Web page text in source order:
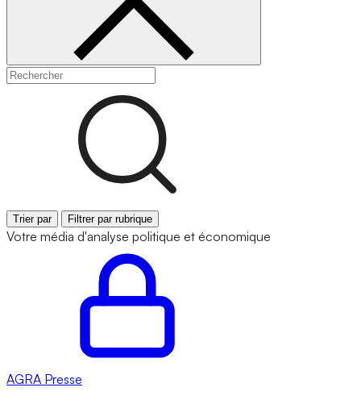
Trier par Filtrer par rubrique
Votre média d'analyse politique et économique
AGRA Presse